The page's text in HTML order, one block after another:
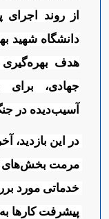
از روند
دانشگاه شهید
هدف بهره‌گیری
جهادی، برای
آسیب‌دیده در
پیشرفت کارها